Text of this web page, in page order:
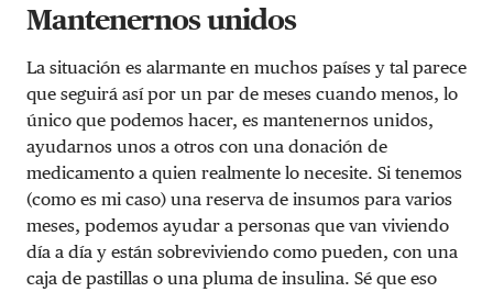
Mantenernos unidos
La situación es alarmante en muchos países y tal parece
que seguirá así por un par de meses cuando menos, lo
único que podemos hacer, es mantenernos unidos,
ayudarnos unos a otros con una donación de
medicamento a quien realmente lo necesite. Si tenemos
(como es mi caso) una reserva de insumos para varios
meses, podemos ayudar a personas que van viviendo
día a día y están sobreviviendo como pueden, con una
caja de pastillas o una pluma de insulina. Sé que eso